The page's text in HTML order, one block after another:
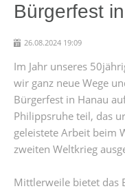
Bürgerfest
26.08.2024 19:09
Im Jahr unseres
wir ganz neue Wege
Bürgerfest in Hanau
Philippsruhe teil, das
geleistete Arbeit beim
zweiten Weltkrieg
Mittlerweile bietet das